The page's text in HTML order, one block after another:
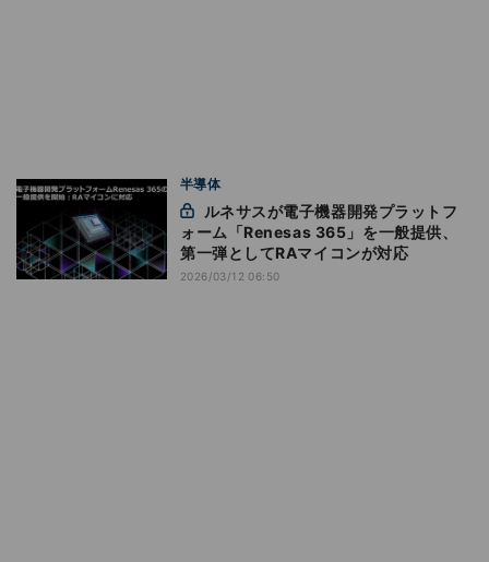
半導体
ォーム「Renesas 365」を一般提供、
第一弾としてRAマイコンが対応
2026/03/12 06:50